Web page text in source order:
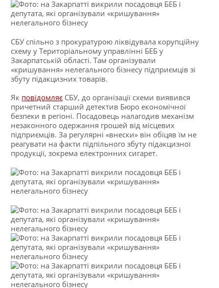
СБУ спільно з прокуратурою ліквідувала корупційну
схему у Територіальному управлінні БЕБ у
Закарпатській області. Там організували
«кришування» нелегального бізнесу підприємців зі
збуту підакцизних товарів.
Як повідомляє СБУ, до організації схеми виявився
причетний старший детектив Бюро економічної
безпеки в регіоні. Посадовець налагодив механізм
незаконного одержання грошей від місцевих
підприємців. За регулярні «внески» він обіцяв їм не
реагувати на факти підпільного збуту підакцизної
продукції, зокрема електронних сигарет.